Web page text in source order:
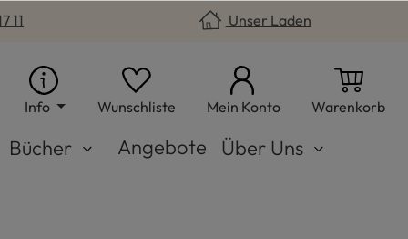
11 Unser Laden
Info Wunschliste Du hast 0 Produkte auf dem
Mein Konto Warenkorb
Bücher Angebote Über Uns